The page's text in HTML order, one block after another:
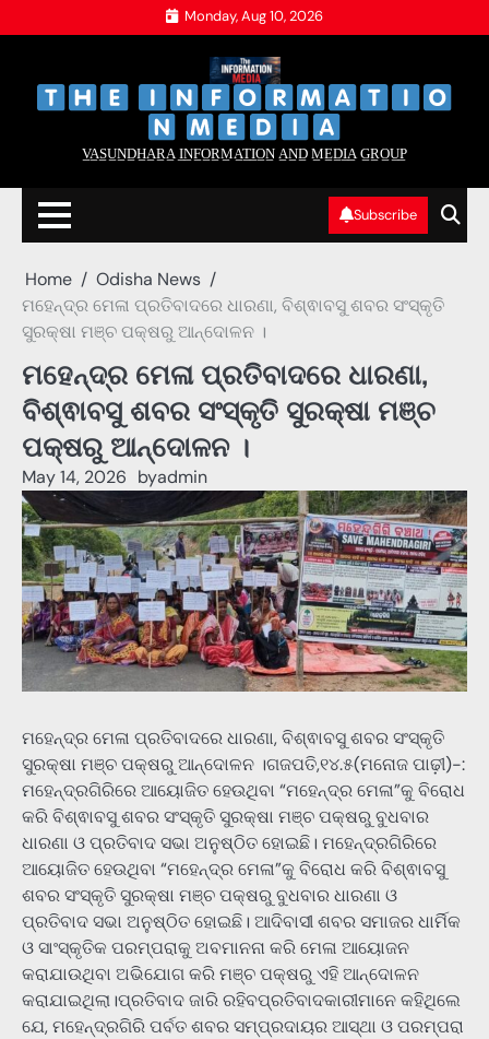
to
Monday, Aug 10, 2026
V̲A̲S̲U̲N̲D̲H̲A̲R̲A̲ I̲N̲F̲O̲R̲M̲A̲T̲I̲O̲N̲ A̲N̲D̲ M̲E̲D̲I̲A̲ G̲R̲O̲U̲P̲
Subscribe
Home
Odisha News
ମହେନ୍ଦ୍ର ମେଳା ପ୍ରତିବାଦରେ ଧାରଣା, ବିଶ୍ଵାବସୁ ଶବର ସଂସ୍କୃତି
ସୁରକ୍ଷା ମଞ୍ଚ ପକ୍ଷରୁ ଆନ୍ଦୋଳନ ।
ମହେନ୍ଦ୍ର ମେଳା ପ୍ରତିବାଦରେ ଧାରଣା,
ବିଶ୍ଵାବସୁ ଶବର ସଂସ୍କୃତି ସୁରକ୍ଷା ମଞ୍ଚ
ପକ୍ଷରୁ ଆନ୍ଦୋଳନ ।
May 14, 2026 byadmin
ମହେନ୍ଦ୍ର ମେଳା ପ୍ରତିବାଦରେ ଧାରଣା, ବିଶ୍ଵାବସୁ ଶବର ସଂସ୍କୃତି
ସୁରକ୍ଷା ମଞ୍ଚ ପକ୍ଷରୁ ଆନ୍ଦୋଳନ ।ଗଜପତି,୧୪.୫(ମନୋଜ ପାଢ଼ୀ)-:
ମହେନ୍ଦ୍ରଗିରିରେ ଆୟୋଜିତ ହେଉଥିବା “ମହେନ୍ଦ୍ର ମେଳା”କୁ ବିରୋଧ
କରି ବିଶ୍ଵାବସୁ ଶବର ସଂସ୍କୃତି ସୁରକ୍ଷା ମଞ୍ଚ ପକ୍ଷରୁ ବୁଧବାର
ଧାରଣା ଓ ପ୍ରତିବାଦ ସଭା ଅନୁଷ୍ଠିତ ହୋଇଛି। ମହେନ୍ଦ୍ରଗିରିରେ
ଆୟୋଜିତ ହେଉଥିବା “ମହେନ୍ଦ୍ର ମେଳା”କୁ ବିରୋଧ କରି ବିଶ୍ଵାବସୁ
ଶବର ସଂସ୍କୃତି ସୁରକ୍ଷା ମଞ୍ଚ ପକ୍ଷରୁ ବୁଧବାର ଧାରଣା ଓ
ପ୍ରତିବାଦ ସଭା ଅନୁଷ୍ଠିତ ହୋଇଛି। ଆଦିବାସୀ ଶବର ସମାଜର ଧାର୍ମିକ
ଓ ସାଂସ୍କୃତିକ ପରମ୍ପରାକୁ ଅବମାନନା କରି ମେଳା ଆୟୋଜନ
କରାଯାଉଥିବା ଅଭିଯୋଗ କରି ମଞ୍ଚ ପକ୍ଷରୁ ଏହି ଆନ୍ଦୋଳନ
କରାଯାଇଥିଲା।ପ୍ରତିବାଦ ଜାରି ରହିବପ୍ରତିବାଦକାରୀମାନେ କହିଥିଲେ
ଯେ, ମହେନ୍ଦ୍ରଗିରି ପର୍ବତ ଶବର ସମ୍ପ୍ରଦାୟର ଆସ୍ଥା ଓ ପରମ୍ପରା